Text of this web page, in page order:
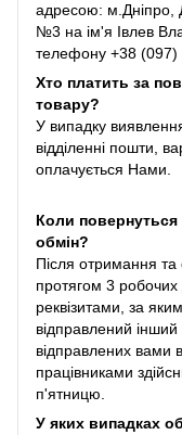
адресою: м.Дніпро,
№3 на ім'я Івлев
телефону +38 (097)
Хто платить за
товару?
У випадку
відділенні пошти,
оплачується Нами.
Коли
обмін?
Після отримання
протягом 3 робочих
реквізитами, за
відправлений
відправлених вами
працівниками
п'ятницю.
У яких випадках